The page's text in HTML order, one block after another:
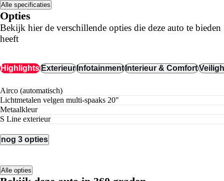
Alle specificaties
Opties
Bekijk hier de verschillende opties die deze auto te bieden
heeft
HighlightsExterieurInfotainmentInterieur & Comfort
airco (automatisch)
lichtmetalen velgen multi-spaaks 20"
metaalkleur
S Line exterieur
nog 3 opties
Alle opties